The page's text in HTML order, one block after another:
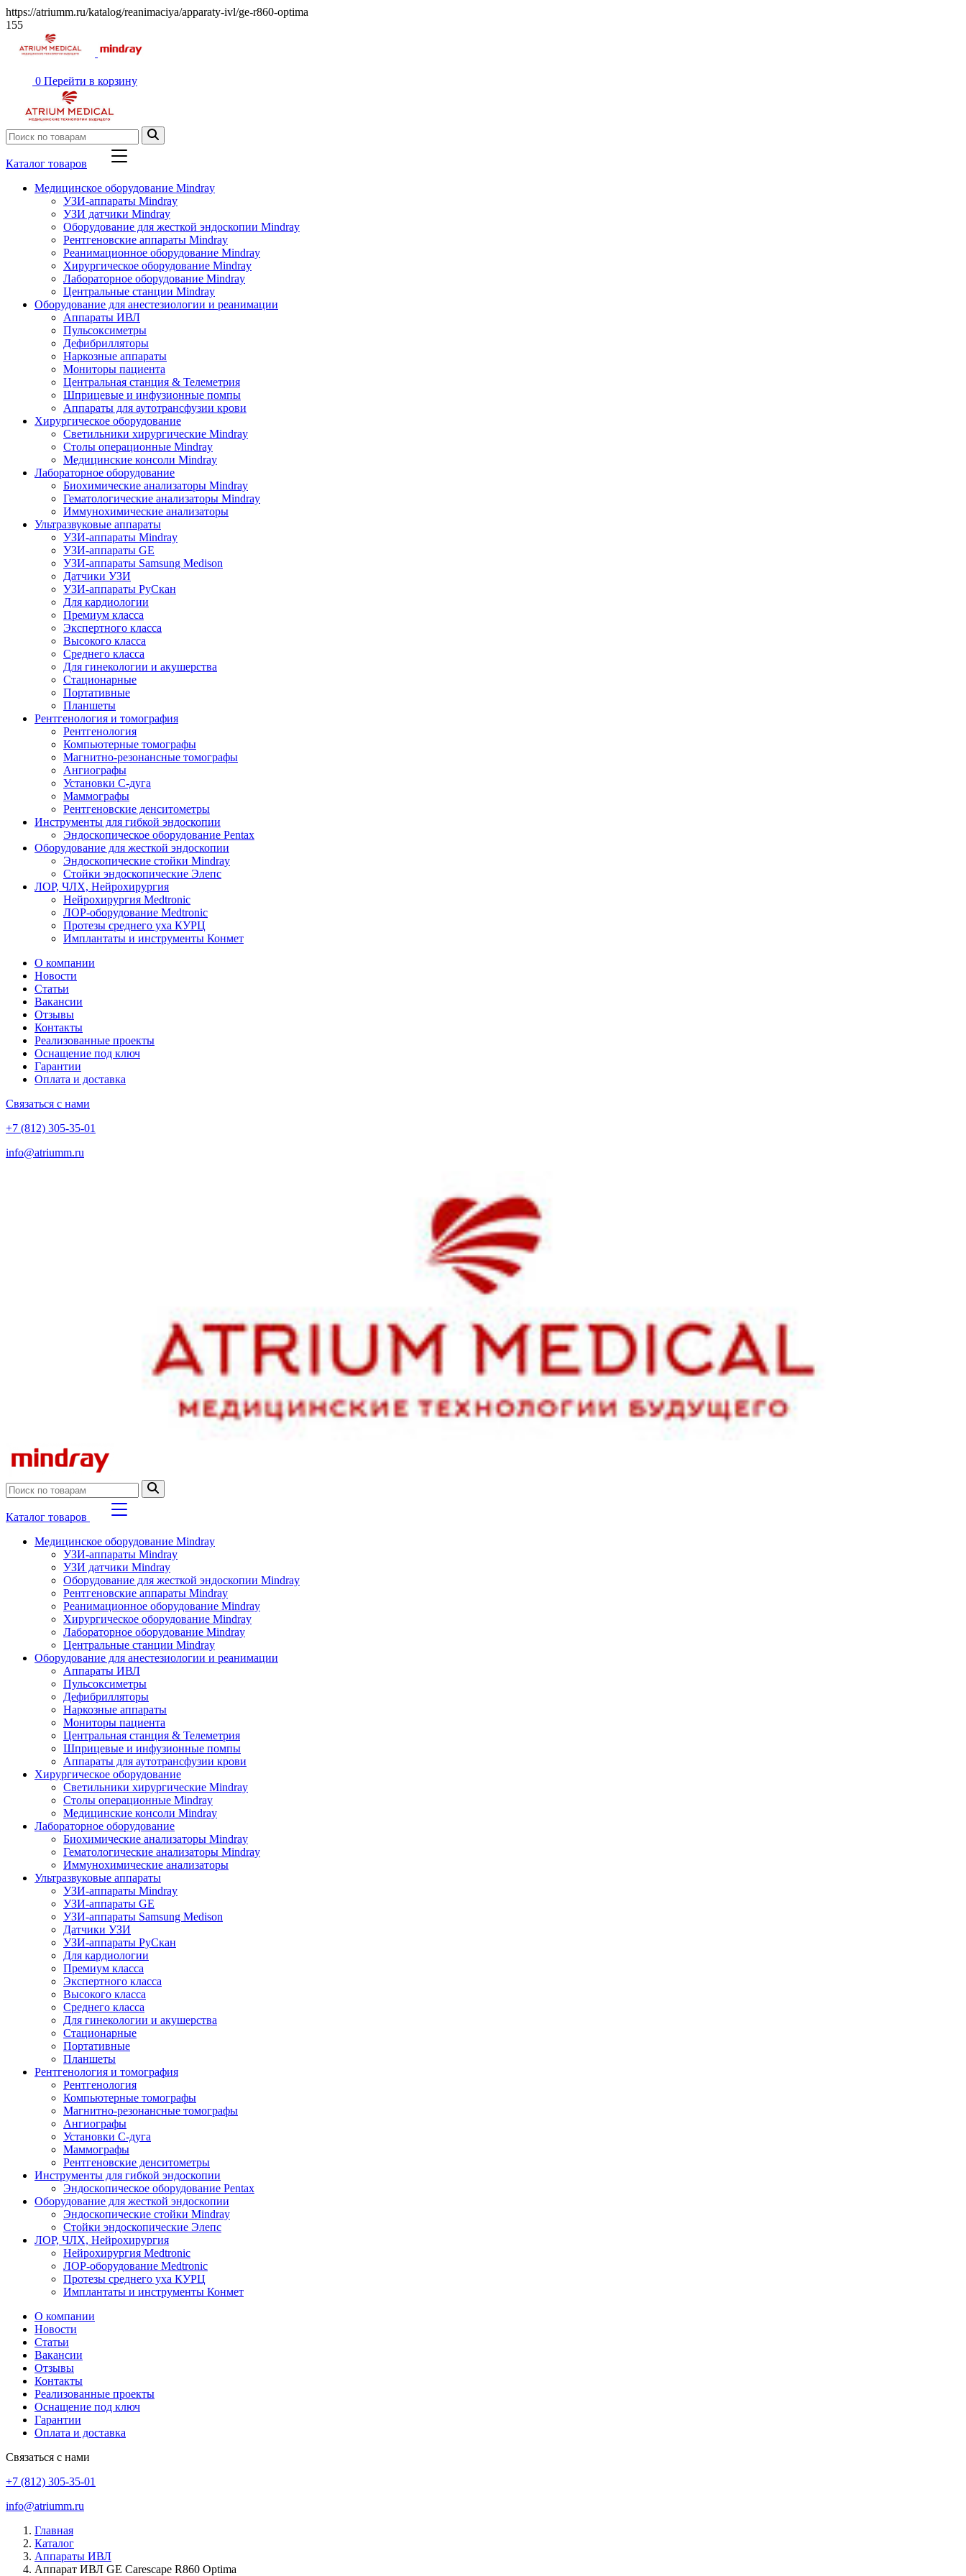
https://atriumm.ru/katalog/reanimaciya/apparaty-ivl/ge-r860-optima
155
0 Перейти в корзину
Каталог товаров
Медицинское оборудование Mindray
УЗИ-аппараты Mindray
УЗИ датчики Mindray
Оборудование для жесткой эндоскопии Mindray
Рентгеновские аппараты Mindray
Реанимационное оборудование Mindray
Хирургическое оборудование Mindray
Лабораторное оборудование Mindray
Центральные станции Mindray
Оборудование для анестезиологии и реанимации
Аппараты ИВЛ
Пульсоксиметры
Дефибрилляторы
Наркозные аппараты
Мониторы пациента
Центральная станция & Телеметрия
Шприцевые и инфузионные помпы
Аппараты для аутотрансфузии крови
Хирургическое оборудование
Светильники хирургические Mindray
Столы операционные Mindray
Медицинские консоли Mindray
Лабораторное оборудование
Биохимические анализаторы Mindray
Гематологические анализаторы Mindray
Иммунохимические анализаторы
Ультразвуковые аппараты
УЗИ-аппараты Mindray
УЗИ-аппараты GE
УЗИ-аппараты Samsung Medison
Датчики УЗИ
УЗИ-аппараты РуСкан
Для кардиологии
Премиум класса
Экспертного класса
Высокого класса
Среднего класса
Для гинекологии и акушерства
Стационарные
Портативные
Планшеты
Рентгенология и томография
Рентгенология
Компьютерные томографы
Магнитно-резонансные томографы
Ангиографы
Установки С-дуга
Маммографы
Рентгеновские денситометры
Инструменты для гибкой эндоскопии
Эндоскопическое оборудование Pentax
Оборудование для жесткой эндоскопии
Эндоскопические стойки Mindray
Стойки эндоскопические Элепс
ЛОР, ЧЛХ, Нейрохирургия
Нейрохирургия Medtronic
ЛОР-оборудование Medtronic
Протезы среднего уха КУРЦ
Имплантаты и инструменты Конмет
О компании
Новости
Статьи
Вакансии
Отзывы
Контакты
Реализованные проекты
Оснащение под ключ
Гарантии
Оплата и доставка
Связаться с нами
+7 (812) 305-35-01
info@atriumm.ru
Каталог товаров
Медицинское оборудование Mindray
УЗИ-аппараты Mindray
УЗИ датчики Mindray
Оборудование для жесткой эндоскопии Mindray
Рентгеновские аппараты Mindray
Реанимационное оборудование Mindray
Хирургическое оборудование Mindray
Лабораторное оборудование Mindray
Центральные станции Mindray
Оборудование для анестезиологии и реанимации
Аппараты ИВЛ
Пульсоксиметры
Дефибрилляторы
Наркозные аппараты
Мониторы пациента
Центральная станция & Телеметрия
Шприцевые и инфузионные помпы
Аппараты для аутотрансфузии крови
Хирургическое оборудование
Светильники хирургические Mindray
Столы операционные Mindray
Медицинские консоли Mindray
Лабораторное оборудование
Биохимические анализаторы Mindray
Гематологические анализаторы Mindray
Иммунохимические анализаторы
Ультразвуковые аппараты
УЗИ-аппараты Mindray
УЗИ-аппараты GE
УЗИ-аппараты Samsung Medison
Датчики УЗИ
УЗИ-аппараты РуСкан
Для кардиологии
Премиум класса
Экспертного класса
Высокого класса
Среднего класса
Для гинекологии и акушерства
Стационарные
Портативные
Планшеты
Рентгенология и томография
Рентгенология
Компьютерные томографы
Магнитно-резонансные томографы
Ангиографы
Установки С-дуга
Маммографы
Рентгеновские денситометры
Инструменты для гибкой эндоскопии
Эндоскопическое оборудование Pentax
Оборудование для жесткой эндоскопии
Эндоскопические стойки Mindray
Стойки эндоскопические Элепс
ЛОР, ЧЛХ, Нейрохирургия
Нейрохирургия Medtronic
ЛОР-оборудование Medtronic
Протезы среднего уха КУРЦ
Имплантаты и инструменты Конмет
О компании
Новости
Статьи
Вакансии
Отзывы
Контакты
Реализованные проекты
Оснащение под ключ
Гарантии
Оплата и доставка
Связаться с нами
+7 (812) 305-35-01
info@atriumm.ru
Главная
Каталог
Аппараты ИВЛ
Аппарат ИВЛ GE Carescape R860 Optima